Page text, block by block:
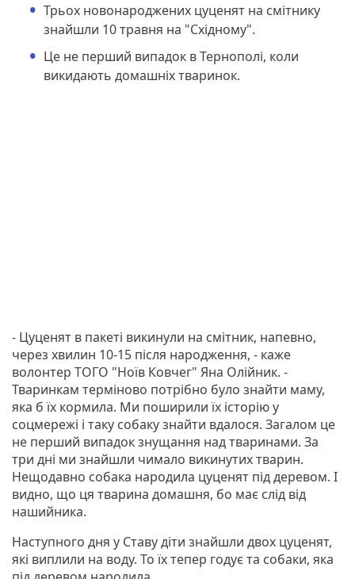
Трьох новонароджених цуценят на смітнику
знайшли 10 травня на "Східному".
Це не перший випадок в Тернополі, коли
викидають домашніх тваринок.
- Цуценят в пакеті викинули на смітник, напевно,
через хвилин 10-15 після народження, - каже
волонтер ТОГО "Ноїв Ковчег" Яна Олійник. -
Тваринкам терміново потрібно було знайти маму,
яка б їх кормила. Ми поширили їх історію у
соцмережі і таку собаку знайти вдалося. Загалом це
не перший випадок знущання над тваринами. За
три дні ми знайшли чимало викинутих тварин.
Нещодавно собака народила цуценят під деревом. І
видно, що ця тварина домашня, бо має слід від
нашийника.
Наступного дня у Ставу діти знайшли двох цуценят,
які виплили на воду. То їх тепер годує та собаки, яка